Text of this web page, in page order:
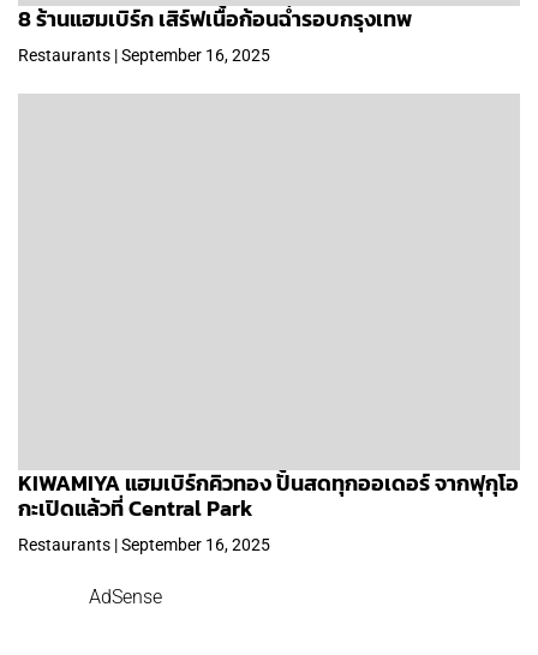
8 ร้านแฮมเบิร์ก เสิร์ฟเนื้อก้อนฉ่ำรอบกรุงเทพ
Restaurants | September 16, 2025
KIWAMIYA แฮมเบิร์กคิวทอง ปั้นสดทุกออเดอร์ จากฟุกุโอ
กะเปิดแล้วที่ Central Park
Restaurants | September 16, 2025
AdSense